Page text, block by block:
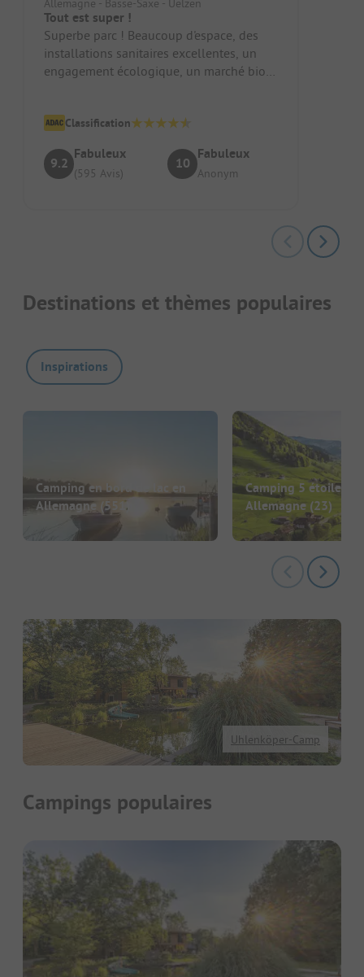
Allemagne - Basse-Saxe - Uelzen
Tout est super !
Superbe parc ! Beaucoup d'espace, des
installations sanitaires excellentes, un
engagement écologique, un marché bio
Classification
9.2
Fabuleux
(595 Avis)
10
Fabuleux
Anonym
Destinations et thèmes populaires
Inspirations
Camping en bord de lac en
Allemagne (551)
Camping 5 étoiles en
Allemagne (23)
Uhlenköper-Camp
Campings populaires